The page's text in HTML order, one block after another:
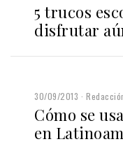
5 trucos
disfrutar
30/09/2013
Cómo se
en